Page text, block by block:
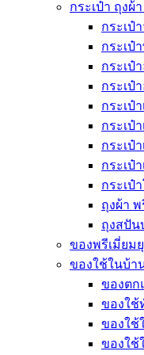
กระเป๋า ถุงผ้
กระเป๋
กระเป๋
กระเป๋
กระเป๋
กระเป๋
กระเป๋
กระเป๋
กระเป๋
กระเป๋
ถุงผ้า พ
ถุงสปัน
ของพรีเมี่ยม
ของใช้ในบ้า
ของตก
ของใช้
ของใช้
ของใช้